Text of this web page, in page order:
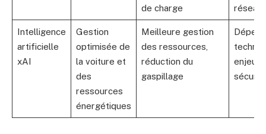
de charge
réseau
Intelligence
artificielle
xAI
Gestion
optimisée de
la voiture et
des
ressources
énergétiques
Meilleure gestion
des ressources,
réduction du
gaspillage
enjeux